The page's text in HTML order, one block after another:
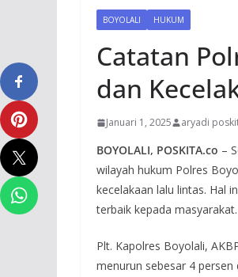
BOYOLALI HUKUM
Catatan
dan
Januari 1, 2025 aryadi
BOYOLALI, POSKITA.co –
wilayah hukum Polres
kecelakaan lalu lintas. Hal
terbaik kepada masyarakat.
Plt. Kapolres Boyolali,
menurun sebesar 4